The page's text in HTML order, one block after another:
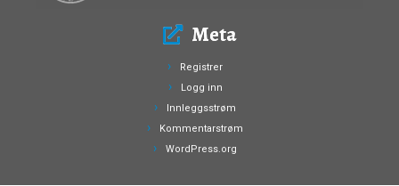
Meta
Registrer
Logg inn
Innleggsstrøm
Kommentarstrøm
WordPress.org